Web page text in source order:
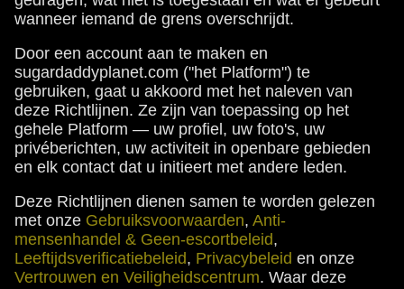
wanneer iemand de grens overschrijdt.
Door een account aan te maken en
sugardaddyplanet.com ("het Platform") te
gebruiken, gaat u akkoord met het naleven van
deze Richtlijnen. Ze zijn van toepassing op het
gehele Platform — uw profiel, uw foto's, uw
privéberichten, uw activiteit in openbare gebieden
en elk contact dat u initieert met andere leden.
Deze Richtlijnen dienen samen te worden gelezen
met onze Gebruiksvoorwaarden, Anti-
mensenhandel & Geen-escortbeleid,
Leeftijdsverificatiebeleid, Privacybeleid en onze
Vertrouwen en Veiligheidscentrum. Waar deze